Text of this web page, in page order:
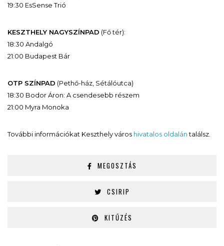
19:30 EsSense Trió
KESZTHELY NAGYSZÍNPAD (Fő tér):
18:30 Andalgó
21:00 Budapest Bár
OTP SZÍNPAD (Pethő-ház, Sétálóutca)
18:30 Bodor Áron: A csendesebb részem
21:00 Myra Monoka
További információkat Keszthely város hivatalos oldalántalálsz.
MEGOSZTÁS
CSIRIP
KITŰZÉS